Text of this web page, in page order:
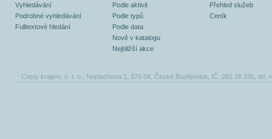
Vyhledávání
Podrobné vyhledávání
Fulltextové hledání
Podle aktivit
Podle typů
Podle data
Nově v katalogu
Nejbližší akce
Přehled služeb
Ceník
Cesty krajem, s. r. o., Neplachova 1, 370 04, České Budějovice, IČ: 281 26 335, tel.